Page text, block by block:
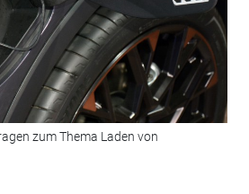
zum Thema Laden von